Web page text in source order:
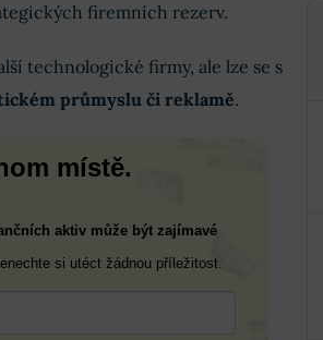
firemních rezerv.
technologické firmy, ale lze se s
průmyslu či reklamě.
místě.
aktiv může být zajímavé
si utéct žádnou příležitost.